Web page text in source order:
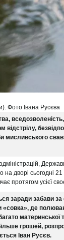
Фото Івана Русєва
мисливського
на дворі сьогодні
протягом усієї
заради забави за
«совка», де
грошей,
Іван Русєв.